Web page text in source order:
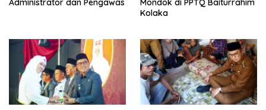
Administrator dan Pengawas
Mondok di PPTQ Baiturrahim
Kolaka